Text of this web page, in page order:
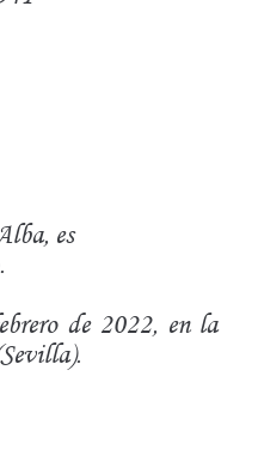
es
de 2022, en la